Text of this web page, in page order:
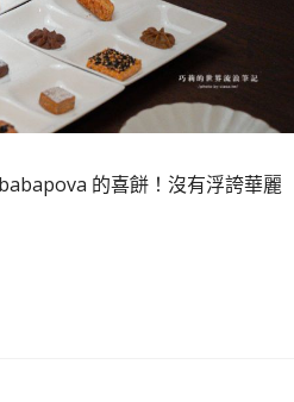
的喜餅！沒有浮誇華麗